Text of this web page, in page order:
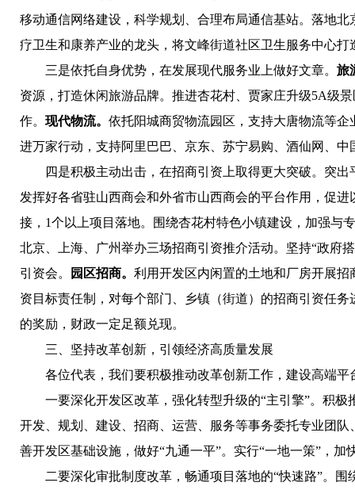
移动通信网络建设，科学规划、合理布局通信基站。落地
疗卫生和康养产业的龙头，将文峰街道社区卫生服务中心打
三是依托自身优势，在发展现代服务业上做好文章。 旅
资源，打造休闲旅游品牌。推进杏花村、贾家庄升级5A级
作。 现代物流。 依托阳城商贸物流园区，支持大唐物流等
进万家行动，支持阿里巴巴、京东、苏宁易购、酒仙网、
四是积极主动出击，在招商引资上取得更大突破。 突出
发挥好各省驻山西商会和外省市山西商会的平台作用，促进
接，1个以上项目落地。围绕杏花村特色小镇建设，加强与
北京、上海、广州举办三场招商引资推介活动。坚持“政府
引资会。
园区招商。 利用开发区内闲置的土地和厂房开展招
资目标责任制，对每个部门、乡镇（街道）的招商引资任
的奖励，财政一定足额兑现。
三、坚持改革创新，引领经济高质量发展
各位代表，我们要积极推动改革创新工作，建设高端
一要深化开发区改革，强化转型升级的“主引擎”。 积极
开发、规划、建设、招商、运营、服务等事务委托专业团
善开发区基础设施，做好“九通一平”。实行“一地一策”，
二要深化审批制度改革，畅通项目落地的“快速路”。
围